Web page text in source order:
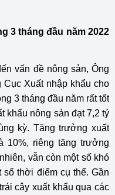
3 tháng đầu năm 2022
vấn đề nông sản, Ông
Xuất nhập khẩu cho
3 tháng đầu năm rất tốt
khẩu nông sản đạt 7,2 tỷ
kỳ. Tăng trưởng xuất
10%, riêng tăng trưởng
vẫn còn một số khó
số thời điểm cụ thể. Gần
cây xuất khẩu qua các